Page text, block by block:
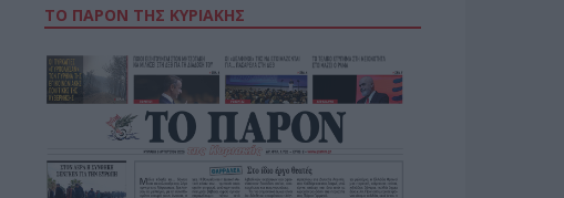
ΤΟ ΠΑΡΟΝ ΤΗΣ ΚΥΡΙΑΚΗΣ